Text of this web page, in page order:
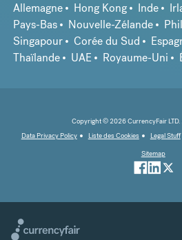
Allemagne
Hong Kong Inde
Pays-Bas
Nouvelle-Zélande
Singapour
Corée du Sud
Thaïlande
UAE Royaume-Uni
Copyright © 2026 CurrencyFair
Data Privacy Policy
Liste des Cookies Legal Stuff
Sitemap